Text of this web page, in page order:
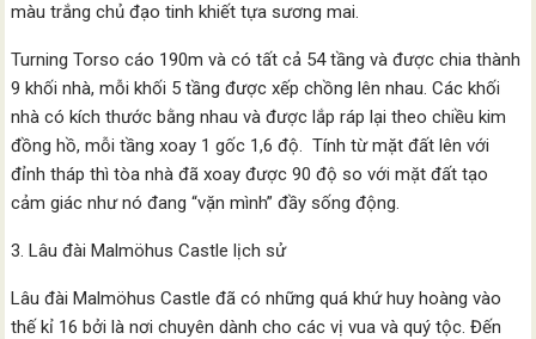
màu trắng chủ đạo tinh khiết tựa sương mai.
Turning Torso cáo 190m và có tất cả 54 tầng và được chia thành
9 khối nhà, mỗi khối 5 tầng được xếp chồng lên nhau. Các khối
nhà có kích thước bằng nhau và được lắp ráp lại theo chiều kim
đồng hồ, mỗi tầng xoay 1 gốc 1,6 độ. Tính từ mặt đất lên với
đỉnh tháp thì tòa nhà đã xoay được 90 độ so với mặt đất tạo
cảm giác như nó đang “vặn mình” đầy sống động.
3. Lâu đài Malmöhus Castle lịch sử
Lâu đài Malmöhus Castle đã có những quá khứ huy hoàng vào
thế kỉ 16 bởi là nơi chuyên dành cho các vị vua và quý tộc. Đến